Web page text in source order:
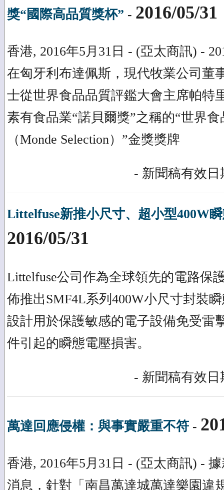
獎“國際高品質獎杯” - 2016/05/31
香港, 2016年5月31日 - (亞太商訊) -
在匈牙利布達佩斯，現代牧業公司董
士從世界食品品質評鑑大會主席帕特
素有食品業“諾貝爾獎”之稱的“世界
（Monde Selection）”金獎獎牌
- 新聞稿有效日
Littelfuse新推小尺寸、超小型400W
2016/05/31
Littelfuse公司作為全球領先的電路保
佈推出SMF4L系列400W小尺寸封裝
設計用於保護敏感的電子設備免受雷
件引起的瞬態電壓損害。
- 新聞稿有效日
萬達回應侵權：與事實嚴重不符 -
香港, 2016年5月31日 - (亞太商訊) -
消息，針對「南昌萬達城萬達樂園違